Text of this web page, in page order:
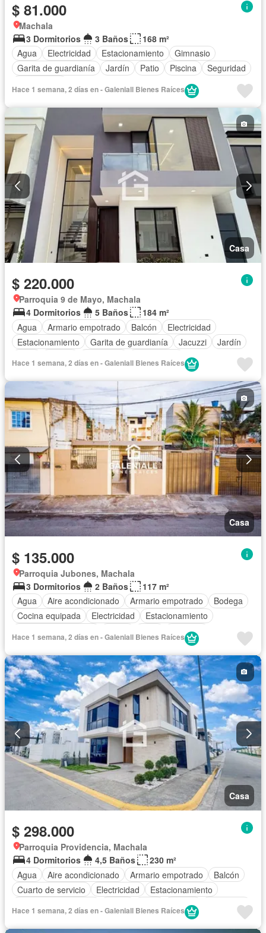
$ 81.000
Machala
3 Dormitorios
3 Baños
168 m²
Agua
Electricidad Estacionamiento
Gimnasio
Garita de guardianía
Jardín Patio Piscina
Seguridad
Hace 1 semana, 2 días en - Galeniall Bienes Raíces
Casa
$ 220.000
Parroquia 9 de Mayo, Machala
4 Dormitorios
5 Baños
184 m²
Agua
Armario empotrado Balcón
Electricidad
Estacionamiento
Garita de guardianía Jacuzzi
Jardín
Hace 1 semana, 2 días en - Galeniall Bienes Raíces
Casa
$ 135.000
Parroquia Jubones, Machala
3 Dormitorios
2 Baños
117 m²
Agua
Aire acondicionado Armario empotrado
Bodega
Cocina equipada
Electricidad
Estacionamiento
Conserje
Hace 1 semana, 2 días en - Galeniall Bienes Raíces
Casa
$ 298.000
Parroquia Providencia, Machala
4 Dormitorios
4,5 Baños
230 m²
Agua
Aire acondicionado Armario empotrado
Balcón
Cuarto de servicio
Electricidad
Estacionamiento
Piscina Seguridad
Hace 1 semana, 2 días en - Galeniall Bienes Raíces